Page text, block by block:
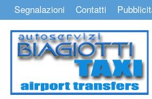
Segnalazioni Contatti